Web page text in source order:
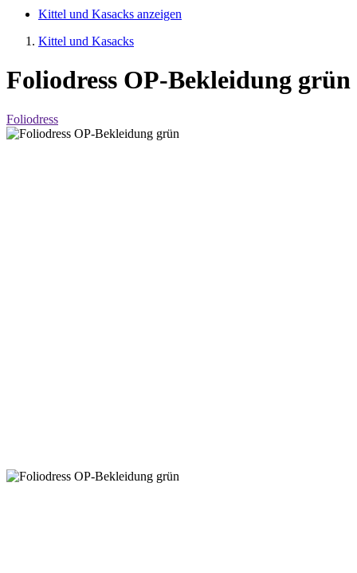
Kittel und Kasacks anzeigen
Kittel und Kasacks
Foliodress OP-Bekleidung grün
Foliodress